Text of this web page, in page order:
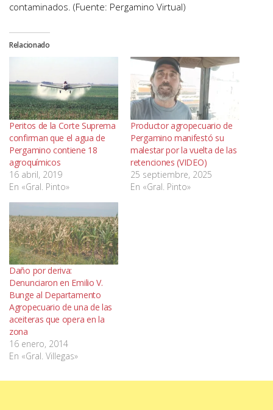
contaminados. (Fuente: Pergamino Virtual)
Relacionado
Peritos de la Corte Suprema
confirman que el agua de
Pergamino contiene 18
agroquímicos
16 abril, 2019
En «Gral. Pinto»
Productor agropecuario de
Pergamino manifestó su
malestar por la vuelta de las
retenciones (VIDEO)
25 septiembre, 2025
En «Gral. Pinto»
Daño por deriva:
Denunciaron en Emilio V.
Bunge al Departamento
Agropecuario de una de las
aceiteras que opera en la
zona
16 enero, 2014
En «Gral. Villegas»